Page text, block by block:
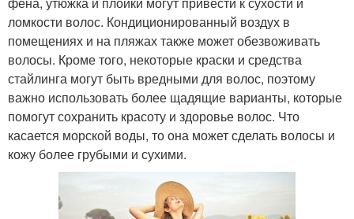
ломкости волос. Кондиционированный воздух в
помещениях и на пляжах также может обезвоживать
волосы. Кроме того, некоторые краски и средства
стайлинга могут быть вредными для волос, поэтому
важно использовать более щадящие варианты, которые
помогут сохранить красоту и здоровье волос. Что
касается морской воды, то она может сделать волосы и
кожу более грубыми и сухими.